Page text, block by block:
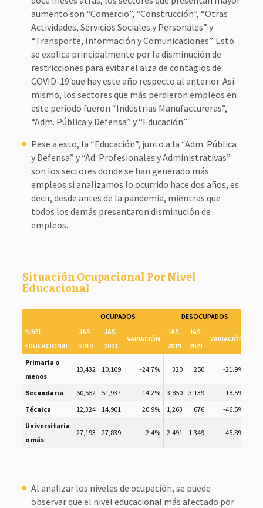
aumento son “Comercio”, “Construcción”, “Otras
Actividades, Servicios Sociales y Personales” y
“Transporte, Información y Comunicaciones”. Esto
se explica principalmente por la disminución de
restricciones para evitar el alza de contagios de
COVID-19 que hay este año respecto al anterior. Así
mismo, los sectores que más perdieron empleos en
este periodo fueron “Industrias Manufactureras”,
“Adm. Pública y Defensa” y “Educación”.
Pese a esto, la “Educación”, junto a la “Adm. Pública
y Defensa” y “Ad. Profesionales y Administrativas”
son los sectores donde se han generado más
empleos si analizamos lo ocurrido hace dos años, es
decir, desde antes de la pandemia, mientras que
todos los demás presentaron disminución de
empleos.
Situación Ocupacional Por Nivel
Educacional
OCUPADOS
DESOCUPADOS
NIVEL
EDUCACIONAL
JAS-
2019
JAS-
2021
VARIACIÓN
JAS-
2019
JAS-
2021
VARIACIÓN
Primaria o
menos
13,432 10,109 -24.7% 320 250 -21.9%
Secundaria 60,552 51,937 -14.2% 3,850 3,139 -18.5%
Técnica
12,324 14,901 20.9% 1,263 676 -46.5%
Universitaria
o más
27,193 27,839 2.4% 2,491 1,349 -45.8%
Al analizar los niveles de ocupación, se puede
observar que el nivel educacional más afectado por